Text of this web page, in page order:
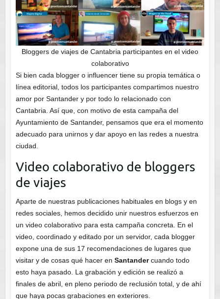
Bloggers de viajes de Cantabria participantes en el video
colaborativo
Si bien cada blogger o influencer tiene su propia temática o
línea editorial, todos los participantes compartimos nuestro
amor por Santander y por todo lo relacionado con
Cantabria. Así que, con motivo de esta campaña del
Ayuntamiento de Santander, pensamos que era el momento
adecuado para unirnos y dar apoyo en las redes a nuestra
ciudad.
Video colaborativo de bloggers
de viajes
Aparte de nuestras publicaciones habituales en blogs y en
redes sociales, hemos decidido unir nuestros esfuerzos en
un video colaborativo para esta campaña concreta. En el
video, coordinado y editado por un servidor, cada blogger
expone una de sus 17 recomendaciones de lugares que
visitar y de cosas qué hacer en Santandercuando todo
esto haya pasado. La grabación y edición se realizó a
finales de abril, en pleno periodo de reclusión total, y de ahí
que haya pocas grabaciones en exteriores.